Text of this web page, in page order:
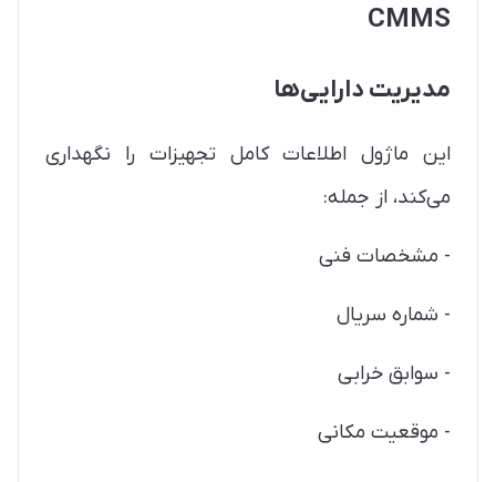
CMMS
مدیریت دارایی‌ها
این ماژول اطلاعات کامل تجهیزات را نگهداری
می‌کند، از جمله:
- مشخصات فنی
- شماره سریال
- سوابق خرابی
- موقعیت مکانی